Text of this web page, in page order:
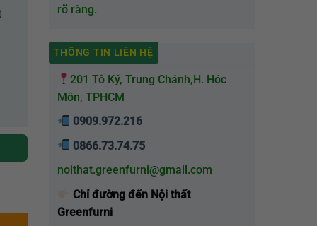
rõ ràng.
THÔNG TIN LIÊN HỆ
201 Tô Ký, Trung Chánh,H. Hóc
Môn, TPHCM
0909.972.216
0866.73.74.75
noithat.greenfurni@gmail.com
Chỉ đường đến Nội thất
Greenfurni